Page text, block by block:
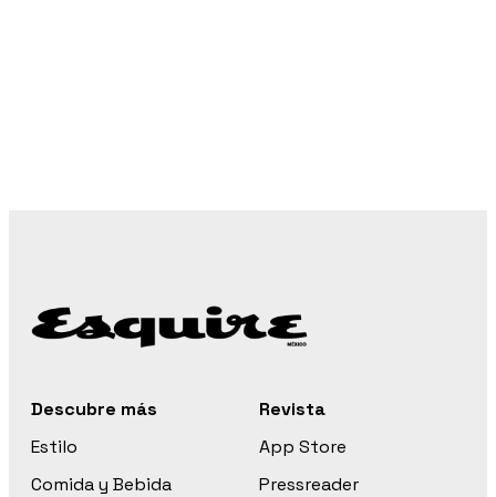
Descubre más
Estilo
Comida y Bebida
Revista
App Store
Pressreader